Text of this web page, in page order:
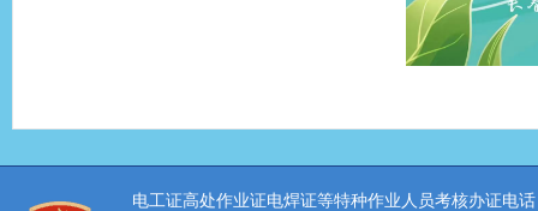
电工证高处作业证电焊证等特种作业人员考核办证电话